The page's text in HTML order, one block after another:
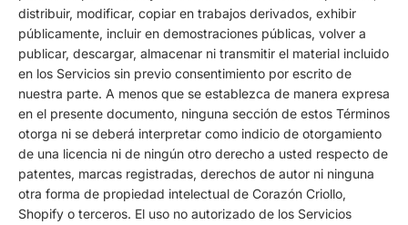
distribuir, modificar, copiar en trabajos derivados, exhibir
públicamente, incluir en demostraciones públicas, volver a
publicar, descargar, almacenar ni transmitir el material incluido
en los Servicios sin previo consentimiento por escrito de
nuestra parte. A menos que se establezca de manera expresa
en el presente documento, ninguna sección de estos Términos
otorga ni se deberá interpretar como indicio de otorgamiento
de una licencia ni de ningún otro derecho a usted respecto de
patentes, marcas registradas, derechos de autor ni ninguna
otra forma de propiedad intelectual de Corazón Criollo,
Shopify o terceros. El uso no autorizado de los Servicios